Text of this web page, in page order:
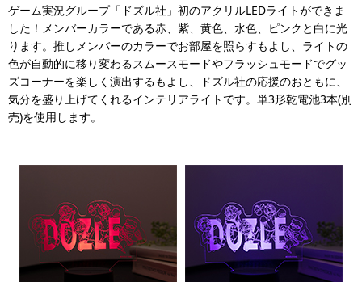
ゲーム実況グループ「ドズル社」初のアクリルLEDライトができま
した！メンバーカラーである赤、紫、黄色、水色、ピンクと白に光
ります。推しメンバーのカラーでお部屋を照らすもよし、ライトの
色が自動的に移り変わるスムースモードやフラッシュモードでグッ
ズコーナーを楽しく演出するもよし、ドズル社の応援のおともに、
気分を盛り上げてくれるインテリアライトです。単3形乾電池3本(別
売)を使用します。